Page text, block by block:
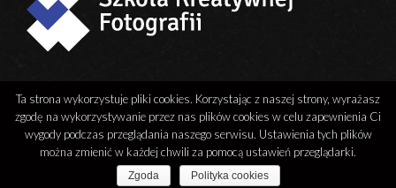
Ta strona wykorzystuje pliki cookies. Korzystając z naszej strony, wyrażasz
zgodę na wykorzystywanie przez nas plików cookies w celu zapewnienia Ci
wygody podczas przeglądania naszego serwisu. Ustawienia tych plików
można zmienić w każdej chwili za pomocą ustawień przeglądarki.
Zgoda Polityka cookies